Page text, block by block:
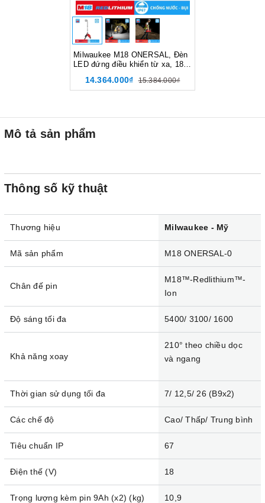
Milwaukee M18 ONERSAL, Đèn
LED đứng điều khiển từ xa, 18V,
14.364.000₫ 15.384.000₫
Mô tả sản phẩm
Thông số kỹ thuật
Thương hiệu Milwaukee - Mỹ
Mã sản phẩm M18 ONERSAL-0
Chân đế pin
M18™-Redlithium™-
Ion
Độ sáng tối đa 5400/ 3100/ 1600
Khả năng xoay
210° theo chiều dọc
và ngang
Thời gian sử dụng tối đa 7/ 12,5/ 26 (B9x2)
Các chế độ Cao/ Thấp/ Trung bình
Tiêu chuẩn IP 67
Điện thế (V) 18
Trọng lượng kèm pin 9Ah (x2) (kg) 10,9